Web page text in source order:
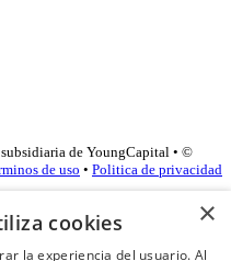
de YoungCapital • ©
de uso • Politica de privacidad
×
cookies
la experiencia del usuario. Al